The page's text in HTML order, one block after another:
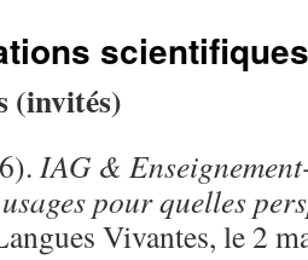
scientifiques
(invités)
IAG &
pour quelles
Vivantes, le 2